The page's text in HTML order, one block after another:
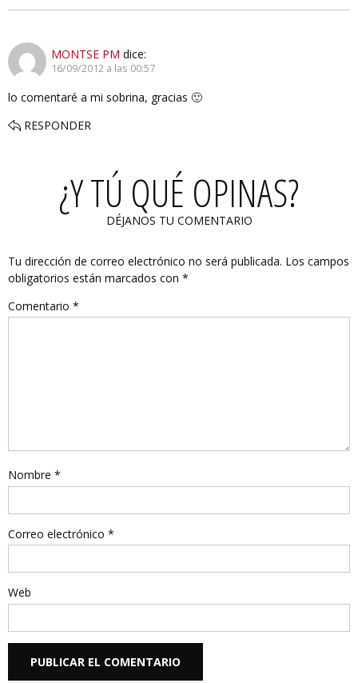
MONTSE PM dice:
16/09/2012 a las 00:57
lo comentaré a mi sobrina, gracias 🙂
RESPONDER
¿Y TÚ QUÉ OPINAS?
DÉJANOS TU COMENTARIO
Tu dirección de correo electrónico no será publicada. Los campos
obligatorios están marcados con *
Comentario *
Nombre *
Correo electrónico *
Web